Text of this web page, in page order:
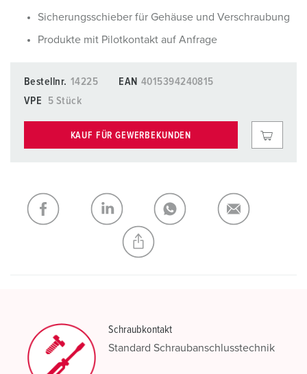
Sicherungsschieber für Gehäuse und Verschraubung
Produkte mit Pilotkontakt auf Anfrage
Bestellnr. 14225 EAN 4015394240815
VPE
5 Stück
KAUF FÜR GEWERBEKUNDEN
Schraubkontakt
Standard Schraubanschlusstechnik